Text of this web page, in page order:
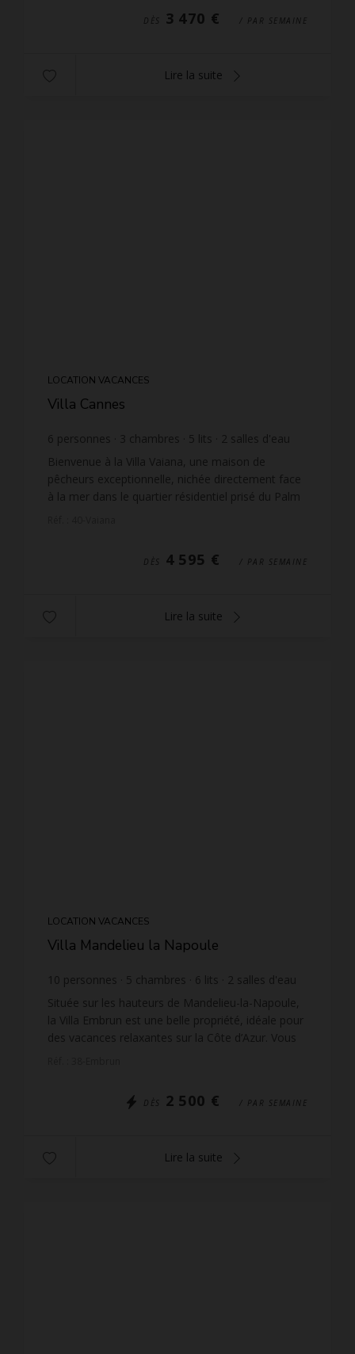
DÈS 3 470 € / PAR SEMAINE
Lire la suite
LOCATION VACANCES
Villa Cannes
6 personnes 3 chambres 5 lits 2 salles d'eau
Bienvenue à la Villa Vaiana, une maison de
pêcheurs exceptionnelle, nichée directement face
à la mer dans le quartier résidentiel prisé du Palm
DÈS 4 595 € / PAR SEMAINE
Lire la suite
LOCATION VACANCES
Villa Mandelieu la Napoule
10 personnes 5 chambres 6 lits 2 salles d'eau
1
salle de bain wi-fi
Située sur les hauteurs de Mandelieu-la-Napoule,
la Villa Embrun est une belle propriété, idéale pour
des vacances relaxantes sur la Côte d’Azur. Vous
DÈS 2 500 € / PAR SEMAINE
Lire la suite